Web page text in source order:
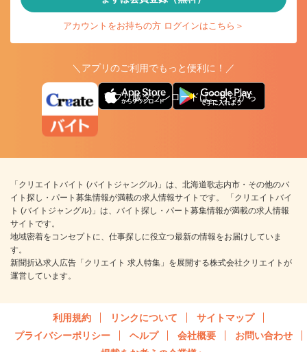
アカウントをお持ちの方 ログインはこちら＞
＼アプリのご利用でもっと便利に！／
アプリ版ダウンロードはこちらから
「クリエイトバイト (バイトジャングル)」は、北海道歌志内市・その他のバ
イト探し・パート募集情報が満載の求人情報サイトです。 「クリエイトバイ
ト (バイトジャングル)」は、バイト探し・パート募集情報が満載の求人情報
サイトです。
地域密着をコンセプトに、仕事探しに役立つ最新の情報をお届けしていま
す。
新聞折込求人広告「クリエイト 求人特集」を展開する株式会社クリエイトが
運営しています。
利用規約 リンクについて
サイトマップ
プライバシーポリシー
ヘルプ 会社概要
お問い合わせ